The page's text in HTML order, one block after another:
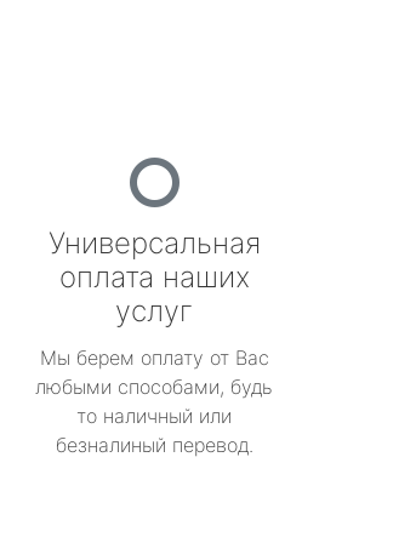
Универсальная
оплата наших
услуг
Мы берем оплату от Вас
любыми способами, будь
то наличный или
безналиный перевод.